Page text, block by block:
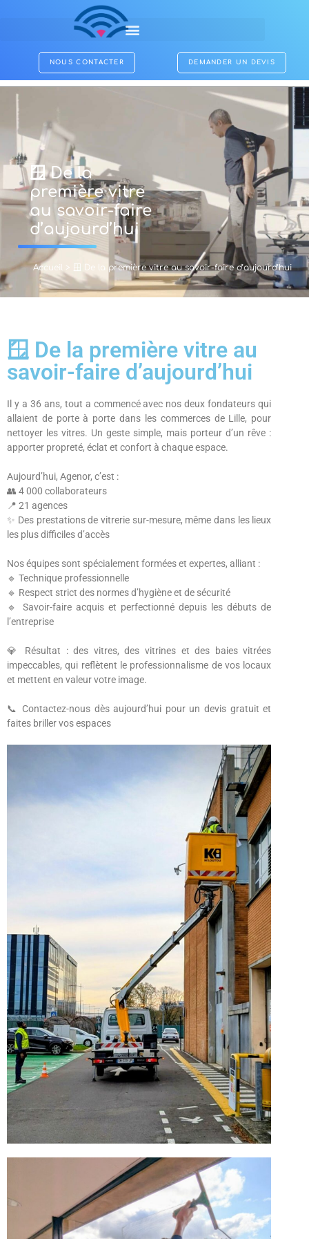
NOUS CONTACTER DEMANDER UN DEVIS
🪟 De la
première vitre
au savoir-faire
d’aujourd’hui
Accueil > 🪟 De la première vitre au savoir-faire d’aujourd’hui
🪟 De la première vitre au
savoir-faire d’aujourd’hui
Il y a 36 ans, tout a commencé avec nos deux fondateurs qui
allaient de porte à porte dans les commerces de Lille, pour
nettoyer les vitres. Un geste simple, mais porteur d’un rêve :
apporter propreté, éclat et confort à chaque espace.
Aujourd’hui, Agenor, c’est :
👥 4 000 collaborateurs
📍 21 agences
✨ Des prestations de vitrerie sur-mesure, même dans les lieux
les plus difficiles d’accès
Nos équipes sont spécialement formées et expertes, alliant :
🔹 Technique professionnelle
🔹 Respect strict des normes d’hygiène et de sécurité
🔹 Savoir-faire acquis et perfectionné depuis les débuts de
l’entreprise
💎 Résultat : des vitres, des vitrines et des baies vitrées
impeccables, qui reflètent le professionnalisme de vos locaux
et mettent en valeur votre image.
📞 Contactez-nous dès aujourd’hui pour un devis gratuit et
faites briller vos espaces